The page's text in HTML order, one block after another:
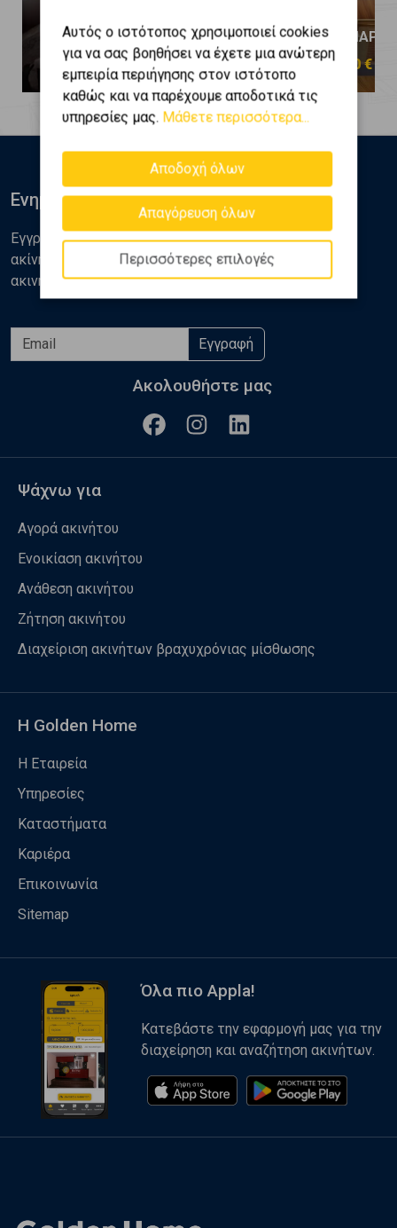
ΚΑΛΑΜΑΡΙΑ - Κηφισιά
380.000 €
ΚΑΛΑΜΑΡΙΑ
230.000 €
Αυτός ο ιστότοπος χρησιμοποιεί cookies
για να σας βοηθήσει να έχετε μια ανώτερη
εμπειρία περιήγησης στον ιστότοπο
καθώς και να παρέχουμε αποδοτικά τις
υπηρεσίες μας. Μάθετε περισσότερα...
Αποδοχή όλων
Απαγόρευση όλων
Περισσότερες επιλογές
Ενημερωθείτε
Εγγραφείτε στο newsletter της Golden Home για νέα
ακίνητα, αναλύσεις και διάφορα θέματα της αγοράς
ακινήτων
Εγγραφή
Ακολουθήστε μας
Ψάχνω για
Αγορά ακινήτου
Ενοικίαση ακινήτου
Ανάθεση ακινήτου
Ζήτηση ακινήτου
Διαχείριση ακινήτων βραχυχρόνιας μίσθωσης
Η Golden Home
Η Εταιρεία
Υπηρεσίες
Καταστήματα
Καριέρα
Επικοινωνία
Sitemap
Όλα πιο Appla!
Κατεβάστε την εφαρμογή μας για την
διαχείρηση και αναζήτηση ακινήτων.